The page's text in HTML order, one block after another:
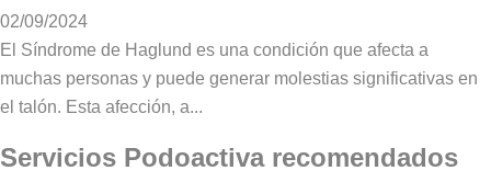
02/09/2024
El Síndrome de Haglund es una condición que afecta a
muchas personas y puede generar molestias significativas en
el talón. Esta afección, a...
Servicios Podoactiva recomendados